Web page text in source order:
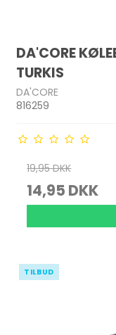
DA'CORE
TURKIS
DA'CORE
816259
19,95 DKK
14,95 DKK
TILBUD